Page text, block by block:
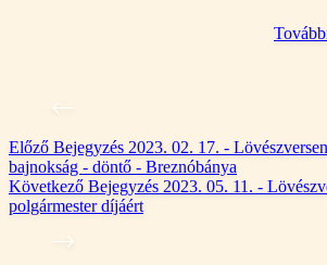
Előző Bejegyzés 2023. 02. 17. -
bajnokság - döntő - Breznóbánya
Következő Bejegyzés 2023. 05. 11. -
polgármester díjáért